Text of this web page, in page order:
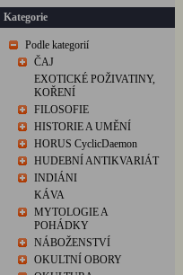
Kategorie
Podle kategorií
ČAJ
EXOTICKÉ POŽIVATINY,
KOŘENÍ
FILOSOFIE
HISTORIE A UMĚNÍ
HORUS CyclicDaemon
HUDEBNÍ ANTIKVARIÁT
INDIÁNI
KÁVA
MYTOLOGIE A
POHÁDKY
NÁBOŽENSTVÍ
OKULTNÍ OBORY